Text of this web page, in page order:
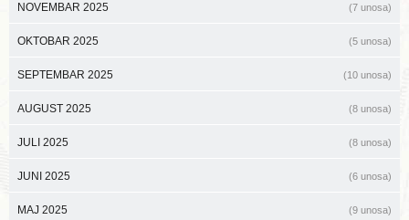
NOVEMBAR 2025 (7 unosa)
OKTOBAR 2025 (5 unosa)
SEPTEMBAR 2025 (10 unosa)
AUGUST 2025 (8 unosa)
JULI 2025 (8 unosa)
JUNI 2025 (6 unosa)
MAJ 2025 (9 unosa)